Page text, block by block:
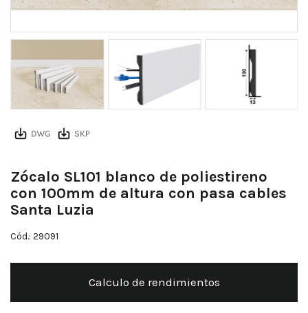
Zócalo SL101 blanco de poliestireno
con 100mm de altura con pasa cables
Santa Luzia
Cód.: 29091
Calculo de rendimientos